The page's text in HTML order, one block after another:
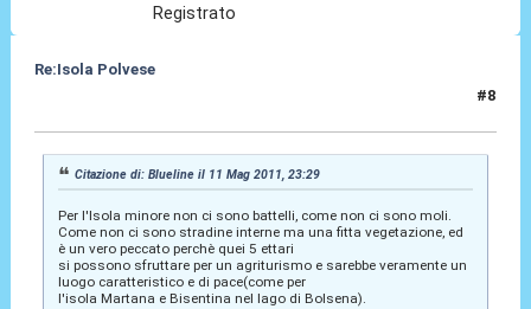
Registrato
Re:Isola Polvese
#8
Citazione di: Blueline il 11 Mag 2011, 23:29
Per l'Isola minore non ci sono battelli, come non ci sono moli.
Come non ci sono stradine interne ma una fitta vegetazione, ed
è un vero peccato perchè quei 5 ettari
si possono sfruttare per un agriturismo e sarebbe veramente un
luogo caratteristico e di pace(come per
l'isola Martana e Bisentina nel lago di Bolsena).